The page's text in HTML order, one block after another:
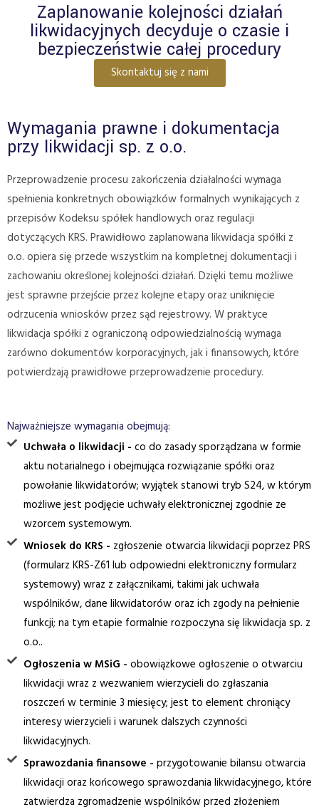
Zaplanowanie kolejności działań
likwidacyjnych decyduje o czasie i
bezpieczeństwie całej procedury
Skontaktuj się z nami
Wymagania prawne i dokumentacja
przy likwidacji sp. z o.o.
Przeprowadzenie procesu zakończenia działalności wymaga
spełnienia konkretnych obowiązków formalnych wynikających z
przepisów Kodeksu spółek handlowych oraz regulacji
dotyczących KRS. Prawidłowo zaplanowana likwidacja spółki z
o.o. opiera się przede wszystkim na kompletnej dokumentacji i
zachowaniu określonej kolejności działań. Dzięki temu możliwe
jest sprawne przejście przez kolejne etapy oraz uniknięcie
odrzucenia wniosków przez sąd rejestrowy. W praktyce
likwidacja spółki z ograniczoną odpowiedzialnością wymaga
zarówno dokumentów korporacyjnych, jak i finansowych, które
potwierdzają prawidłowe przeprowadzenie procedury.
Najważniejsze wymagania obejmują:
Uchwała o likwidacji - co do zasady sporządzana w formie
aktu notarialnego i obejmująca rozwiązanie spółki oraz
powołanie likwidatorów; wyjątek stanowi tryb S24, w którym
możliwe jest podjęcie uchwały elektronicznej zgodnie ze
wzorcem systemowym.
Wniosek do KRS - zgłoszenie otwarcia likwidacji poprzez PRS
(formularz KRS-Z61 lub odpowiedni elektroniczny formularz
systemowy) wraz z załącznikami, takimi jak uchwała
wspólników, dane likwidatorów oraz ich zgody na pełnienie
funkcji; na tym etapie formalnie rozpoczyna się likwidacja sp. z
o.o..
Ogłoszenia w MSiG - obowiązkowe ogłoszenie o otwarciu
likwidacji wraz z wezwaniem wierzycieli do zgłaszania
roszczeń w terminie 3 miesięcy; jest to element chroniący
interesy wierzycieli i warunek dalszych czynności
likwidacyjnych.
Sprawozdania finansowe - przygotowanie bilansu otwarcia
likwidacji oraz końcowego sprawozdania likwidacyjnego, które
zatwierdza zgromadzenie wspólników przed złożeniem